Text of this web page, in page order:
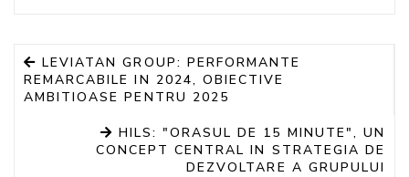
LEVIATAN GROUP: PERFORMANTE
REMARCABILE IN 2024, OBIECTIVE
AMBITIOASE PENTRU 2025
HILS: "ORASUL DE 15 MINUTE", UN
CONCEPT CENTRAL IN STRATEGIA DE
DEZVOLTARE A GRUPULUI